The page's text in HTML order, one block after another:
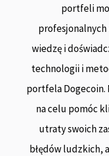
portfeli
profesjonalnych
wiedzę i
technologii i
portfela Dogecoin.
na celu pomóc
utraty swoich
błędów ludzkich,